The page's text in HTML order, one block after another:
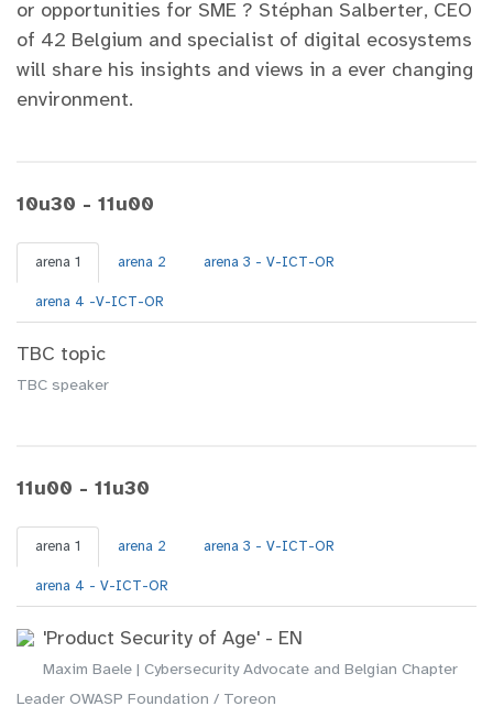
or opportunities for SME ? Stéphan Salberter, CEO
of 42 Belgium and specialist of digital ecosystems
will share his insights and views in a ever changing
environment.
10u30 - 11u00
arena 1 arena 2 arena 3 - V-ICT-OR
arena 4 -V-ICT-OR
TBC topic
TBC speaker
11u00 - 11u30
arena 1 arena 2 arena 3 - V-ICT-OR
arena 4 - V-ICT-OR
'Product Security of Age' - EN
Maxim Baele | Cybersecurity Advocate and Belgian Chapter
Leader OWASP Foundation / Toreon